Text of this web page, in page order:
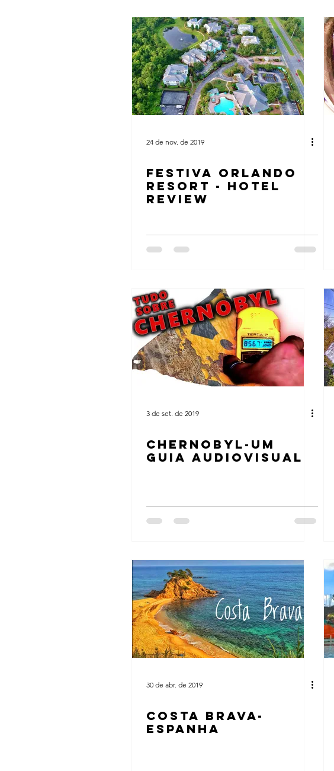
24 de nov. de 2019
FESTIVA ORLANDO
RESORT - HOTEL
REVIEW
3 de set. de 2019
CHERNOBYL-UM
GUIA AUDIOVISUAL
30 de abr. de 2019
COSTA BRAVA-
ESPANHA